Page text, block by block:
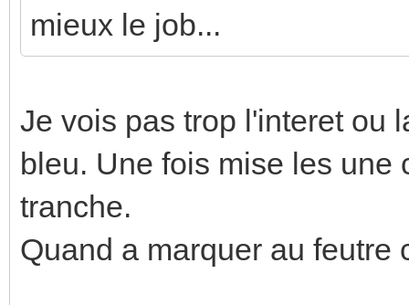
mieux le job...
Je vois pas trop l'interet ou
bleu. Une fois mise les une
tranche.
Quand a marquer au feutre